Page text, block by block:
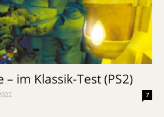
– im Klassik-Test (PS2)
7